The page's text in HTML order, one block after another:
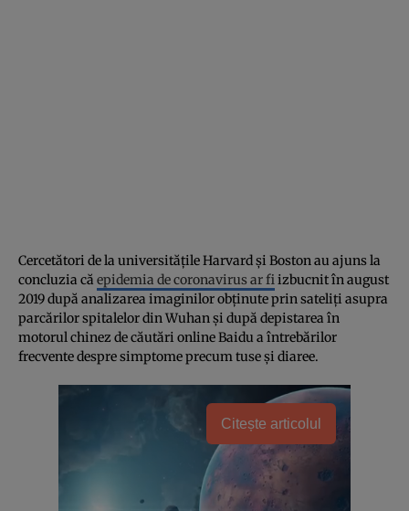
Cercetători de la universităţile Harvard şi Boston au ajuns la
concluzia că epidemia de coronavirus ar fiizbucnit în august
2019 după analizarea imaginilor obţinute prin sateliţi asupra
parcărilor spitalelor din Wuhan şi după depistarea în
motorul chinez de căutări online Baidu a întrebărilor
frecvente despre simptome precum tuse şi diaree.
Citește articolul